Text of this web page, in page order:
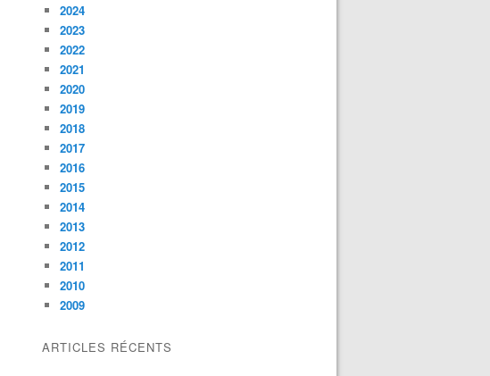
2024
2023
2022
2021
2020
2019
2018
2017
2016
2015
2014
2013
2012
2011
2010
2009
ARTICLES RÉCENTS